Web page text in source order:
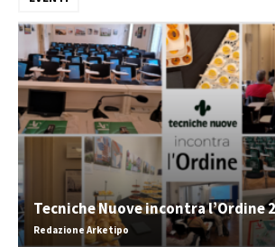
Tecniche Nuove incontra l’Ordine
Redazione Arketipo